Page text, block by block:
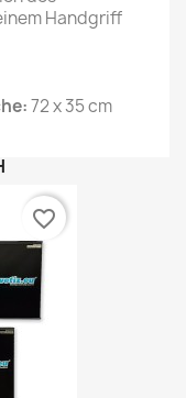
Handgriff
72 x 35 cm
favorite_border